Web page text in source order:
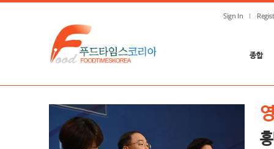
Sign In
종합